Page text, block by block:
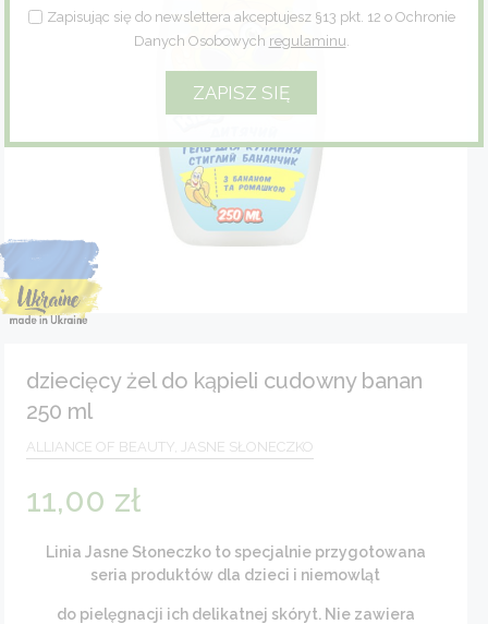
dziecięcy żel do kąpieli cudowny banan
250 ml
ALLIANCE OF BEAUTY, JASNE SŁONECZKO
11,00 zł
Linia Jasne Słoneczko to specjalnie przygotowana
seria produktów dla dzieci i niemowląt
do pielęgnacji ich delikatnej skóryt. Nie zawiera
Zapisując się do newslettera akceptujesz §13 pkt. 12 o Ochronie
Danych Osobowych regulaminu.
Eco dom